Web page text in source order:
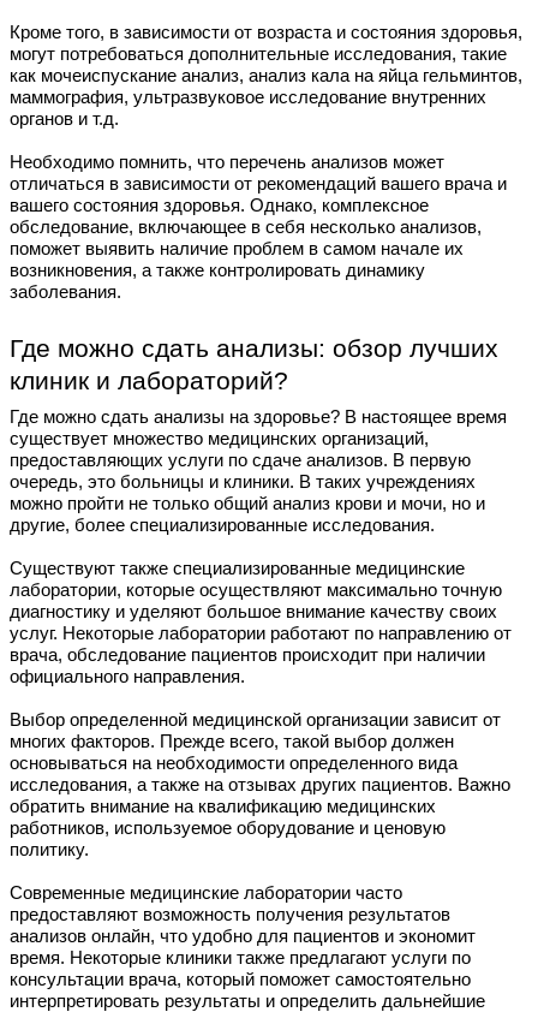
Кроме того, в зависимости от возраста и состояния здоровья,
могут потребоваться дополнительные исследования, такие
как мочеиспускание анализ, анализ кала на яйца гельминтов,
маммография, ультразвуковое исследование внутренних
органов и т.д.
Необходимо помнить, что перечень анализов может
отличаться в зависимости от рекомендаций вашего врача и
вашего состояния здоровья. Однако, комплексное
обследование, включающее в себя несколько анализов,
поможет выявить наличие проблем в самом начале их
возникновения, а также контролировать динамику
заболевания.
Где можно сдать анализы: обзор лучших
клиник и лабораторий?
Где можно сдать анализы на здоровье? В настоящее время
существует множество медицинских организаций,
предоставляющих услуги по сдаче анализов. В первую
очередь, это больницы и клиники. В таких учреждениях
можно пройти не только общий анализ крови и мочи, но и
другие, более специализированные исследования.
Существуют также специализированные медицинские
лаборатории, которые осуществляют максимально точную
диагностику и уделяют большое внимание качеству своих
услуг. Некоторые лаборатории работают по направлению от
врача, обследование пациентов происходит при наличии
официального направления.
Выбор определенной медицинской организации зависит от
многих факторов. Прежде всего, такой выбор должен
основываться на необходимости определенного вида
исследования, а также на отзывах других пациентов. Важно
обратить внимание на квалификацию медицинских
работников, используемое оборудование и ценовую
политику.
Современные медицинские лаборатории часто
предоставляют возможность получения результатов
анализов онлайн, что удобно для пациентов и экономит
время. Некоторые клиники также предлагают услуги по
консультации врача, который поможет самостоятельно
интерпретировать результаты и определить дальнейшие